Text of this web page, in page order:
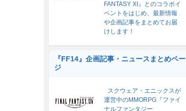
FANTASY XI』とのコラボイ
ベントをはじめ、最新情報
や企画記事をまとめてお届
けします！
『FF14』企画記事・ニュースまとめペー
ジ
スクウェア・エニックスが
運営中のMMORPG『ファイ
ナルファンタジー